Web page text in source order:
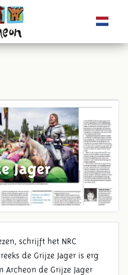
Jager
schrijft het NRC
de Grijze Jager is erg
de Grijze Jager